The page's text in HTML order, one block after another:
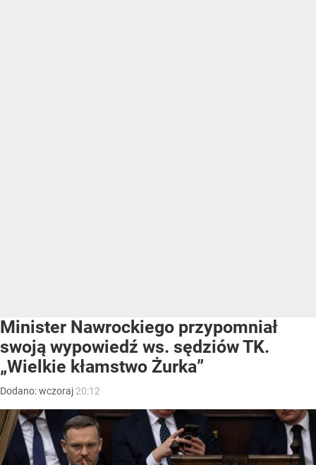
Minister Nawrockiego przypomniał
swoją wypowiedź ws. sędziów TK.
„Wielkie kłamstwo Żurka”
Dodano:wczoraj 20:12